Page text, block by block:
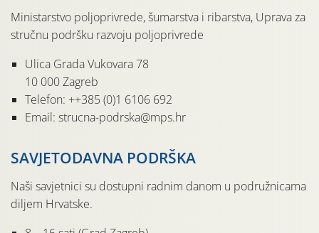
Ministarstvo poljoprivrede, šumarstva i ribarstva, Uprava za
stručnu podršku razvoju poljoprivrede
Ulica Grada Vukovara 78
10 000 Zagreb
Telefon: ++385 (0)1 6106 692
Email: strucna-podrska@mps.hr
SAVJETODAVNA PODRŠKA
Naši savjetnici su dostupni radnim danom u podružnicama
diljem Hrvatske.